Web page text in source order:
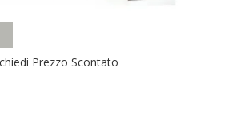
Prezzo Scontato